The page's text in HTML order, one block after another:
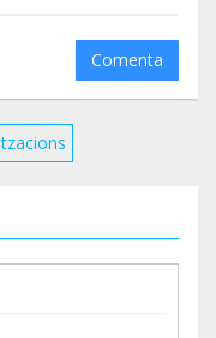
familias y
y disponer
y abrazarnos
tienen una
una jornada
hemiparesia.
Comenta